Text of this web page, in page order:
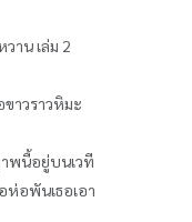
าน เล่ม 2
ขาวราวหิมะ
าพนี้อยู่บนเวที
ห่อพันเธอเอา